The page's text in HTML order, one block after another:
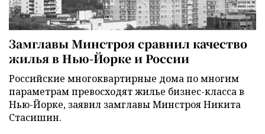
Замглавы Минстроя сравнил качество
жилья в Нью-Йорке и России
Российские многоквартирные дома по многим
параметрам превосходят жилье бизнес-класса в
Нью-Йорке, заявил замглавы Минстроя Никита
Стасишин.